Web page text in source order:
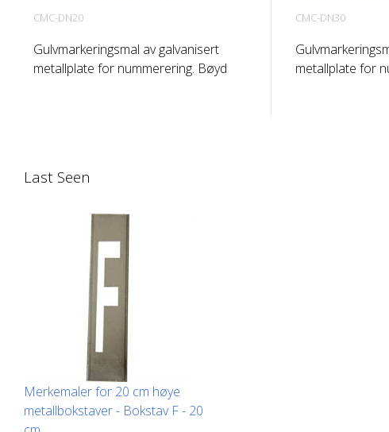
CMC-DN20
Gulvmarkeringsmal av galvanisert
metallplate for nummerering. Bøyd
CMC-DN30
metallplate for
Last Seen
Merkemaler for 20 cm høye
metallbokstaver - Bokstav F - 20